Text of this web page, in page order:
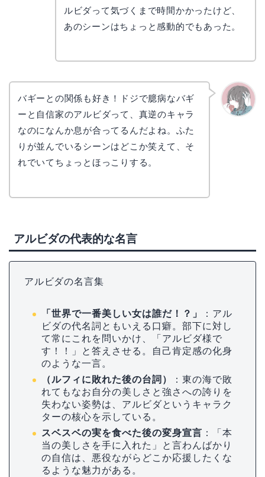
ルビダって気づくまで時間かかったけど、
あのシーンはちょっと感動的でもあった。
バギーとの関係も好き！ドジで臆病なバギ
ーと自信家のアルビダって、真逆のキャラ
なのになんか息が合ってるんだよね。ふた
りが並んでいるシーンはどこか笑えて、そ
れでいてちょっとほっこりする。
アルビダの代表的な名言
アルビダの名言集
「世界で一番美しい女は誰だ！？」
：アル
ビダの代名詞ともいえる口癖。部下に対し
て常にこれを問いかけ、「アルビダ様で
す！！」と答えさせる。自己肯定感の化身
のような一言。
（ルフィに敗れた後の台詞）
：東の海で敗
れてもなお自分の美しさと強さへの誇りを
失わない姿勢は、アルビダというキャラク
ターの核心を示している。
スベスベの実を食べた後の変身宣言 ：「本
当の美しさを手に入れた」と言わんばかり
の自信は、悪役ながらどこか応援したくな
るような魅力がある。